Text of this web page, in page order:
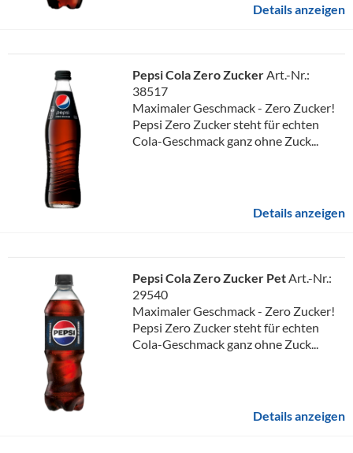
Details anzeigen
Pepsi Cola Zero ZuckerArt.-Nr.:
38517
Maximaler Geschmack - Zero Zucker!
Pepsi Zero Zucker steht für echten
Cola-Geschmack ganz ohne Zuck...
Details anzeigen
Pepsi Cola Zero Zucker PetArt.-Nr.:
29540
Maximaler Geschmack - Zero Zucker!
Pepsi Zero Zucker steht für echten
Cola-Geschmack ganz ohne Zuck...
Details anzeigen